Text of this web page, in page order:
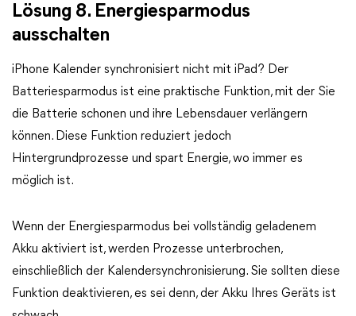
Lösung 8. Energiesparmodus
ausschalten
iPhone Kalender synchronisiert nicht mit iPad? Der
Batteriesparmodus ist eine praktische Funktion, mit der Sie
die Batterie schonen und ihre Lebensdauer verlängern
können. Diese Funktion reduziert jedoch
Hintergrundprozesse und spart Energie, wo immer es
möglich ist.
Wenn der Energiesparmodus bei vollständig geladenem
Akku aktiviert ist, werden Prozesse unterbrochen,
einschließlich der Kalendersynchronisierung. Sie sollten diese
Funktion deaktivieren, es sei denn, der Akku Ihres Geräts ist